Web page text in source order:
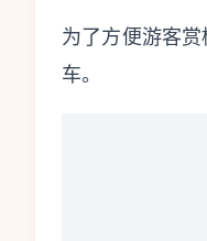
为了方便游客
车。